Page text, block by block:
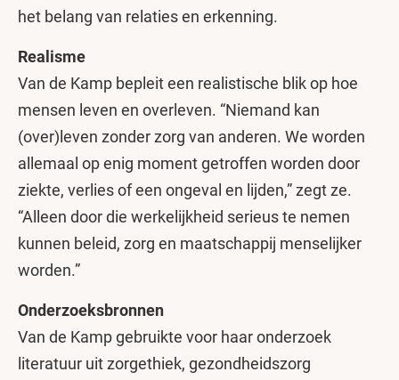
het belang van relaties en erkenning.
Realisme
Van de Kamp bepleit een realistische blik op hoe
mensen leven en overleven. “Niemand kan
(over)leven zonder zorg van anderen. We worden
allemaal op enig moment getroffen worden door
ziekte, verlies of een ongeval en lijden,” zegt ze.
“Alleen door die werkelijkheid serieus te nemen
kunnen beleid, zorg en maatschappij menselijker
worden.”
Onderzoeksbronnen
Van de Kamp gebruikte voor haar onderzoek
literatuur uit zorgethiek, gezondheidszorg